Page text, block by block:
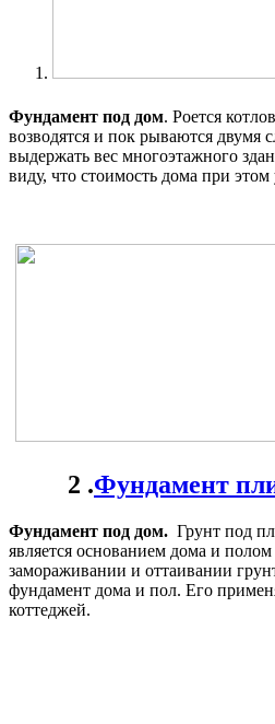
Фундамент под дом. Роется
возводятся и пок рываются
выдержать вес многоэтажного
виду, что стоимость дома при
2 .Фундамент
Фундамент под дом. Грунт под
является основанием дома и
замораживании и оттаивании
фундамент дома и пол. Его
коттеджей.